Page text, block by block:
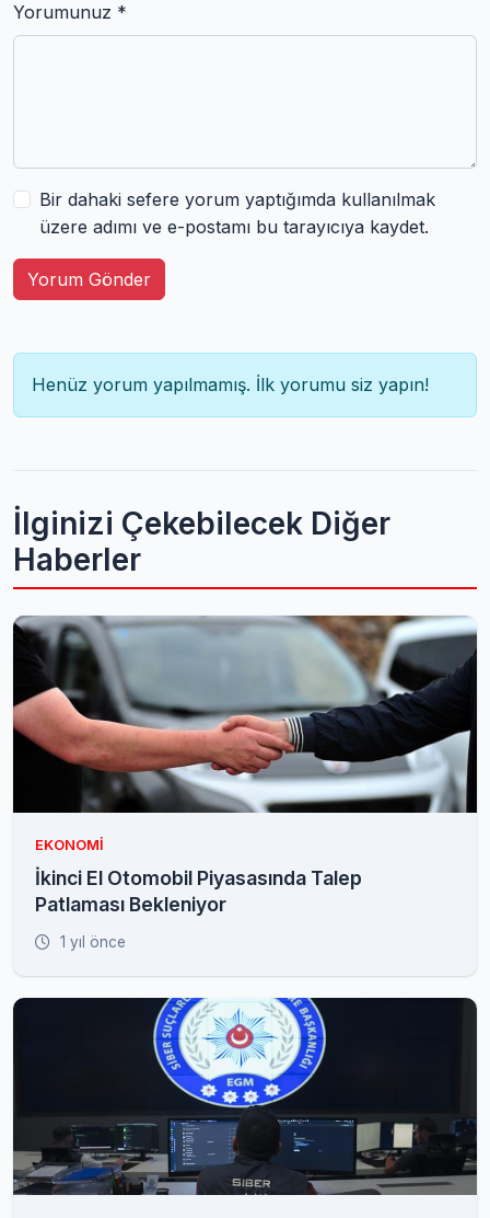
Yorumunuz *
Bir dahaki sefere yorum yaptığımda kullanılmak
üzere adımı ve e-postamı bu tarayıcıya kaydet.
Yorum Gönder
Henüz yorum yapılmamış. İlk yorumu siz yapın!
İlginizi Çekebilecek Diğer
Haberler
EKONOMI
İkinci El Otomobil Piyasasında Talep
Patlaması Bekleniyor
1 yıl önce